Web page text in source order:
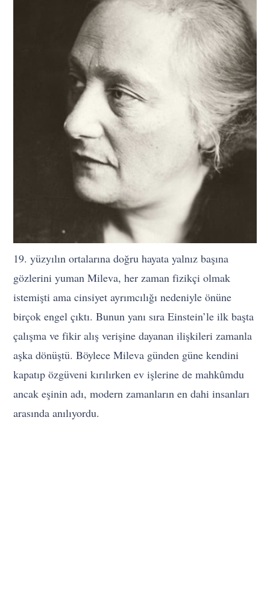
19. yüzyılın ortalarına doğru hayata yalnız başına
gözlerini yuman Mileva, her zaman fizikçi olmak
istemişti ama cinsiyet ayrımcılığı nedeniyle önüne
birçok engel çıktı. Bunun yanı sıra Einstein’le ilk başta
çalışma ve fikir alış verişine dayanan ilişkileri zamanla
aşka dönüştü. Böylece Mileva günden güne kendini
kapatıp özgüveni kırılırken ev işlerine de mahkûmdu
ancak eşinin adı, modern zamanların en dahi insanları
arasında anılıyordu.